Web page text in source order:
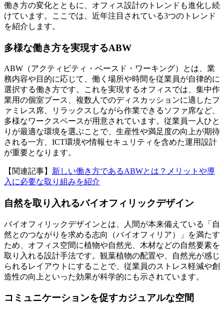
働き方の変化とともに、オフィス設計のトレンドも進化し続
けています。ここでは、近年注目されている3つのトレンド
を紹介します。
多様な働き方を実現するABW
ABW（アクティビティ・ベースド・ワーキング）とは、業
務内容や目的に応じて、働く場所や時間を従業員が自律的に
選択する働き方です。これを実現するオフィスでは、集中作
業用の個室ブース、複数人でのディスカッションに適したフ
ァミレス席、リラックスしながら作業できるソファ席など、
多様なワークスペースが用意されています。従業員一人ひと
りが最適な環境を選ぶことで、生産性や満足度の向上が期待
される一方、ICT環境や情報セキュリティを含めた運用設計
が重要となります。
【関連記事】 新しい働き方であるABWとは？メリットや導
入に必要な取り組みを紹介
自然を取り入れるバイオフィリックデザイン
バイオフィリックデザインとは、人間が本来備えている「自
然とのつながりを求める志向（バイオフィリア）」を満たす
ため、オフィス空間に植物や自然光、木材などの自然要素を
取り入れる設計手法です。観葉植物の配置や、自然光が感じ
られるレイアウトにすることで、従業員のストレス軽減や創
造性の向上といった効果が科学的にも示されています。
コミュニケーションを促すカジュアルな空間